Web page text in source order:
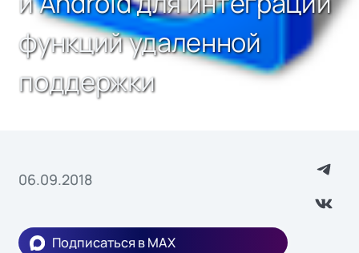
функций удаленной
поддержки
06.09.2018
Подписаться в MAX